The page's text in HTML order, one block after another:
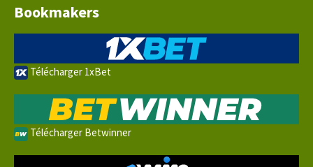
Bookmakers
Télécharger 1xBet
Télécharger Betwinner